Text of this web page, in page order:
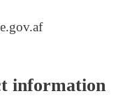
information